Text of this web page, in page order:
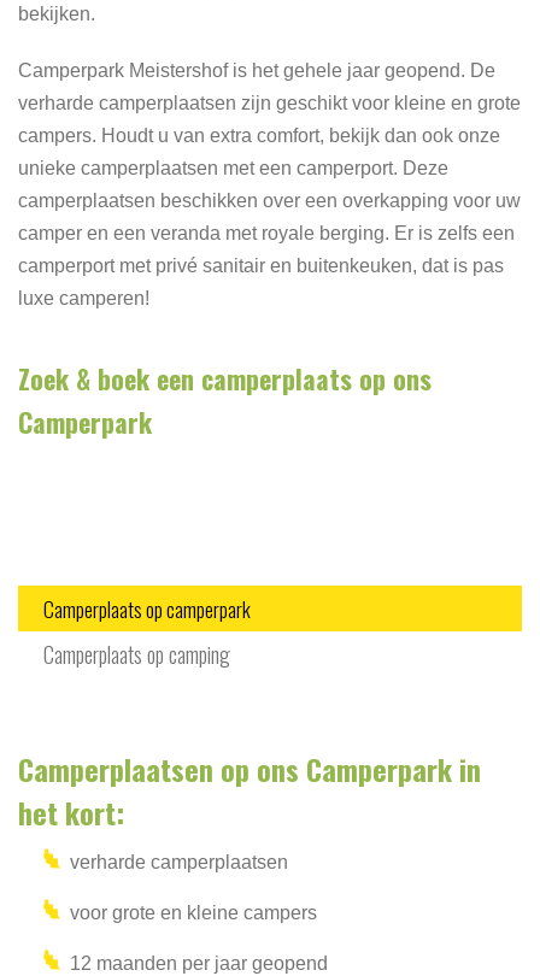
bekijken.
Camperpark Meistershof is het gehele jaar geopend. De
verharde camperplaatsen zijn geschikt voor kleine en grote
campers. Houdt u van extra comfort, bekijk dan ook onze
unieke camperplaatsen met een camperport. Deze
camperplaatsen beschikken over een overkapping voor uw
camper en een veranda met royale berging. Er is zelfs een
camperport met privé sanitair en buitenkeuken, dat is pas
luxe camperen!
Zoek & boek een camperplaats op ons
Camperpark
Camperplaats op camperpark
Camperplaats op camping
Camperplaatsen op ons Camperpark in
het kort:
verharde camperplaatsen
voor grote en kleine campers
12 maanden per jaar geopend